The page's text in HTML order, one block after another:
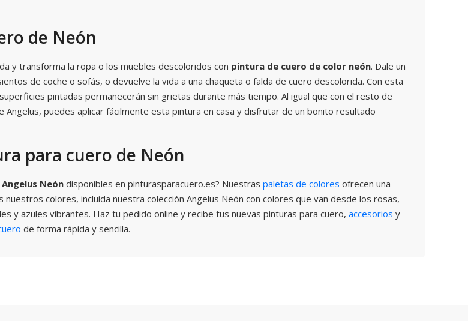
de Neón
y transforma la ropa o los muebles descoloridos con pintura de cuero de color neón. Dale un
de coche o sofás, o devuelve la vida a una chaqueta o falda de cuero descolorida. Con esta
pintadas permanecerán sin grietas durante más tiempo. Al igual que con el resto de
Angelus, puedes aplicar fácilmente esta pintura en casa y disfrutar de un bonito resultado
para cuero de Neón
Angelus Neón disponibles en pinturasparacuero.es? Nuestras paletas de colores ofrecen una
colores, incluida nuestra colección Angelus Neón con colores que van desde los rosas,
y azules vibrantes. Haz tu pedido online y recibe tus nuevas pinturas para cuero, accesorios y
de forma rápida y sencilla.